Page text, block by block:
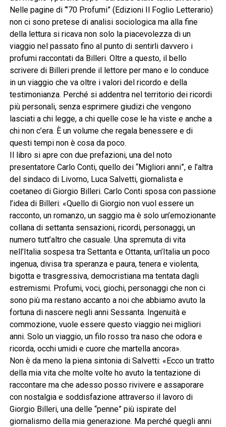
Nelle pagine di “’70 Profumi” (Edizioni Il Foglio Letterario)
non ci sono pretese di analisi sociologica ma alla fine
della lettura si ricava non solo la piacevolezza di un
viaggio nel passato fino al punto di sentirli davvero i
profumi raccontati da Billeri. Oltre a questo, il bello
scrivere di Billeri prende il lettore per mano e lo conduce
in un viaggio che va oltre i valori del ricordo e della
testimonianza. Perché si addentra nel territorio dei ricordi
più personali, senza esprimere giudizi che vengono
lasciati a chi legge, a chi quelle cose le ha viste e anche a
chi non c’era. È un volume che regala benessere e di
questi tempi non è cosa da poco.
Il libro si apre con due prefazioni, una del noto
presentatore Carlo Conti, quello dei “Migliori anni”, e l’altra
del sindaco di Livorno, Luca Salvetti, giornalista e
coetaneo di Giorgio Billeri. Carlo Conti sposa con passione
l’idea di Billeri: «Quello di Giorgio non vuol essere un
racconto, un romanzo, un saggio ma è solo un’emozionante
collana di settanta sensazioni, ricordi, personaggi, un
numero tutt’altro che casuale. Una spremuta di vita
nell’Italia sospesa tra Settanta e Ottanta, un’Italia un poco
ingenua, divisa tra speranza e paura, tenera e violenta,
bigotta e trasgressiva, democristiana ma tentata dagli
estremismi. Profumi, voci, giochi, personaggi che non ci
sono più ma restano accanto a noi che abbiamo avuto la
fortuna di nascere negli anni Sessanta. Ingenuità e
commozione, vuole essere questo viaggio nei migliori
anni. Solo un viaggio, un filo rosso tra naso che odora e
ricorda, occhi umidi e cuore che martella ancora».
Non è da meno la piena sintonia di Salvetti: «Ecco un tratto
della mia vita che molte volte ho avuto la tentazione di
raccontare ma che adesso posso rivivere e assaporare
con nostalgia e soddisfazione attraverso il lavoro di
Giorgio Billeri, una delle “penne” più ispirate del
giornalismo della mia generazione. Ma perché quegli anni